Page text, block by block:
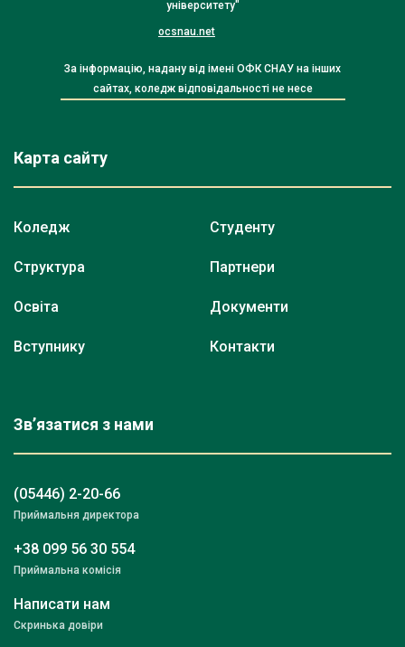
університету"
ocsnau.net
За інформацію, надану від імені ОФК СНАУ на інших
сайтах, коледж відповідальності не несе
Карта сайту
Коледж
Структура
Освіта
Вступнику
Студенту
Партнери
Документи
Контакти
Зв’язатися з нами
(05446) 2-20-66
Приймальня директора
+38 099 56 30 554
Приймальна комісія
Написати нам
Скринька довіри